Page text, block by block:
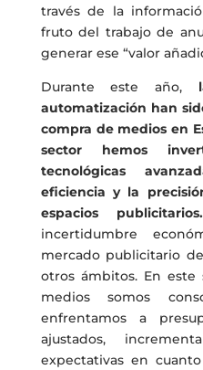
través de la
fruto del trabajo de
generar ese “valor
Durante este año,la
automatización han
compra de medios en
sector hemos
tecnológicas
eficiencia y la
espacios publicitarios.
incertidumbre
mercado publicitario
otros ámbitos. En este
medios somos
enfrentamos a
ajustados,
expectativas en